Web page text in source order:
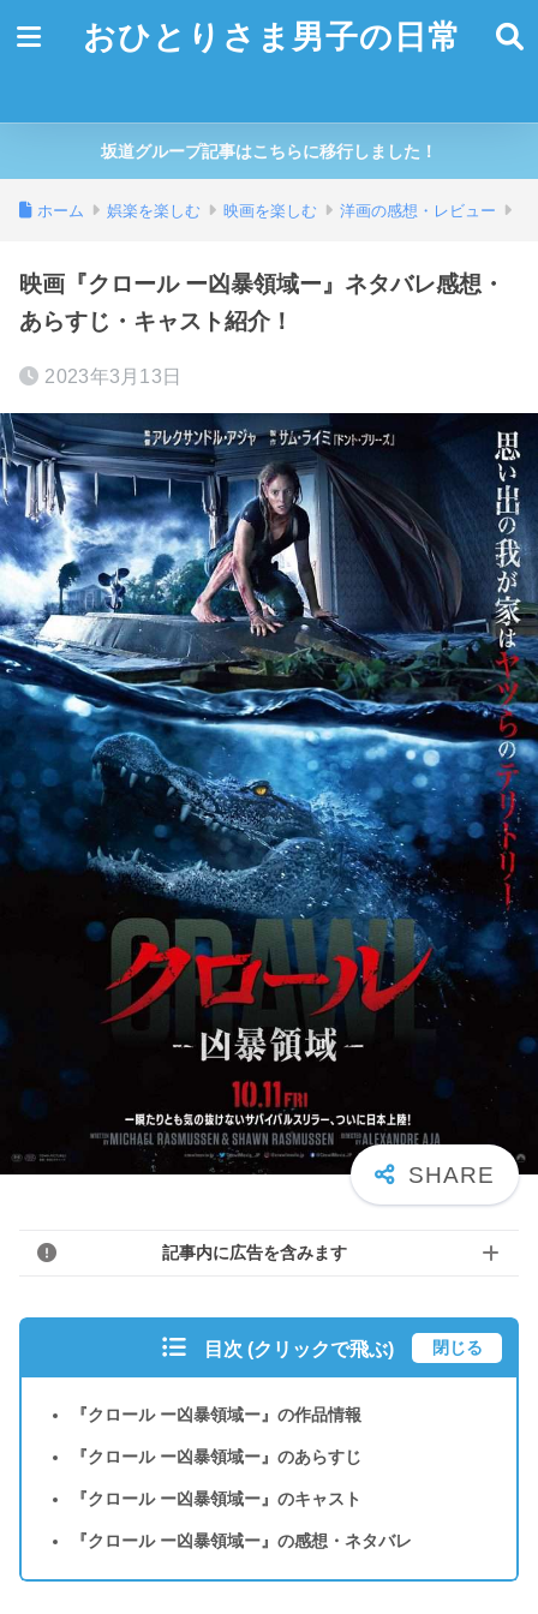
おひとりさま男子の日常
坂道グループ記事はこちらに移行しました！
ホーム 娯楽を楽しむ 映画を楽しむ 洋画の感想・レビュー
映画『クロール ー凶暴領域ー』ネタバレ感想・
あらすじ・キャスト紹介！
2023年3月13日
記事内に広告を含みます
目次 (クリックで飛ぶ) 閉じる
『クロール ー凶暴領域ー』の作品情報
『クロール ー凶暴領域ー』のあらすじ
『クロール ー凶暴領域ー』のキャスト
『クロール ー凶暴領域ー』の感想・ネタバレ